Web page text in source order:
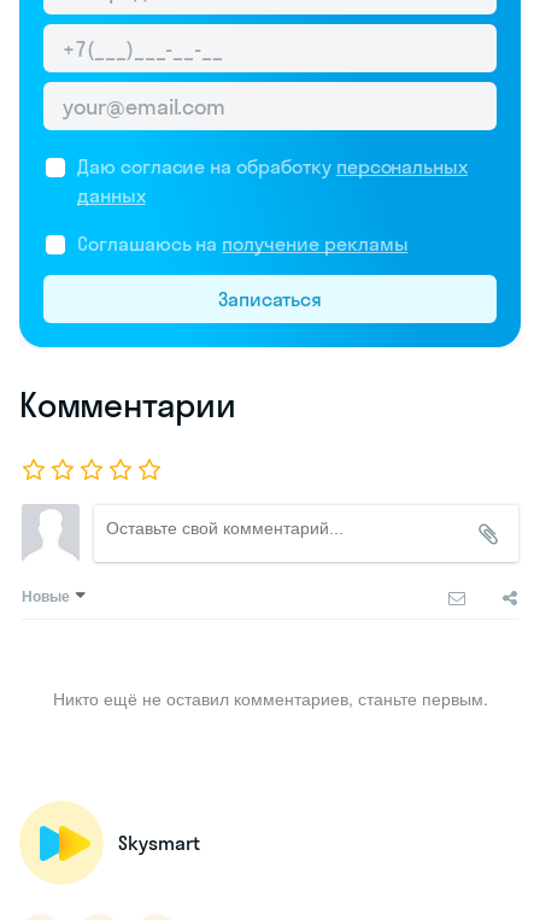
Даю согласие на обработку персональных
данных
Соглашаюсь на получение рекламы
Записаться
Комментарии
Новые
Никто ещё не оставил комментариев, станьте первым.
Skysmart